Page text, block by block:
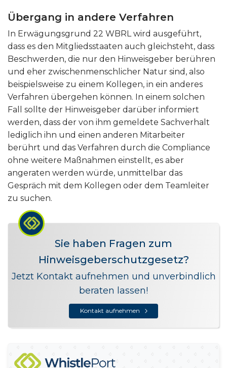
Übergang in andere Verfahren
In Erwägungsgrund 22 WBRL wird ausgeführt,
dass es den Mitgliedsstaaten auch gleichsteht, dass
Beschwerden, die nur den Hinweisgeber berühren
und eher zwischenmenschlicher Natur sind, also
beispielsweise zu einem Kollegen, in ein anderes
Verfahren übergehen können. In einem solchen
Fall sollte der Hinweisgeber darüber informiert
werden, dass der von ihm gemeldete Sachverhalt
lediglich ihn und einen anderen Mitarbeiter
berührt und das Verfahren durch die Compliance
ohne weitere Maßnahmen einstellt, es aber
angeraten werden würde, unmittelbar das
Gespräch mit dem Kollegen oder dem Teamleiter
zu suchen.
Sie haben Fragen zum
Hinweisgeberschutzgesetz?
Jetzt Kontakt aufnehmen und unverbindlich
beraten lassen!
Kontakt aufnehmen